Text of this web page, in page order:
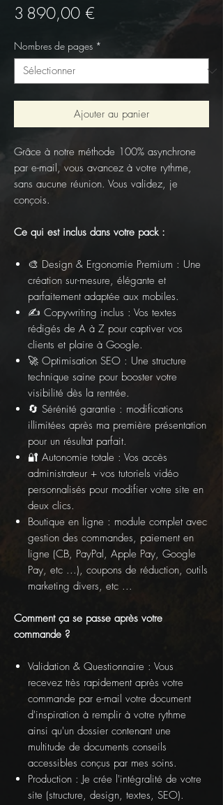
3 890,00 €Prix
Nombres de pages *
Ajouter au panier
Grâce à notre méthode 100% asynchrone
par e-mail, vous avancez à votre rythme,
sans aucune réunion. Vous validez, je
conçois.
Ce qui est inclus dans votre pack :
🎨 Design & Ergonomie Premium : Une
création sur-mesure, élégante et
parfaitement adaptée aux mobiles.
✍️ Copywriting inclus : Vos textes
rédigés de A à Z pour captiver vos
clients et plaire à Google.
🚀 Optimisation SEO : Une structure
technique saine pour booster votre
visibilité dès la rentrée.
🔄 Sérénité garantie : modifications
illimitées après ma première présentation
pour un résultat parfait.
🔐 Autonomie totale : Vos accès
administrateur + vos tutoriels vidéo
personnalisés pour modifier votre site en
deux clics.
Boutique en ligne : module complet avec
gestion des commandes, paiement en
ligne (CB, PayPal, Apple Pay, Google
Pay, etc ...), coupons de réduction, outils
marketing divers, etc ...
Comment ça se passe après votre
commande ?
Validation & Questionnaire : Vous
recevez très rapidement après votre
commande par e-mail votre document
d'inspiration à remplir à votre rythme
ainsi qu'un dossier contenant une
multitude de documents conseils
accessibles conçus par mes soins.
Production : Je crée l'intégralité de votre
site (structure, design, textes, SEO).